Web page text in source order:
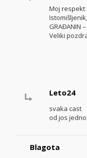
Moj respekt
GRAĐANIN
Veliki
Leto24
svaka cast
od jos
Blagota